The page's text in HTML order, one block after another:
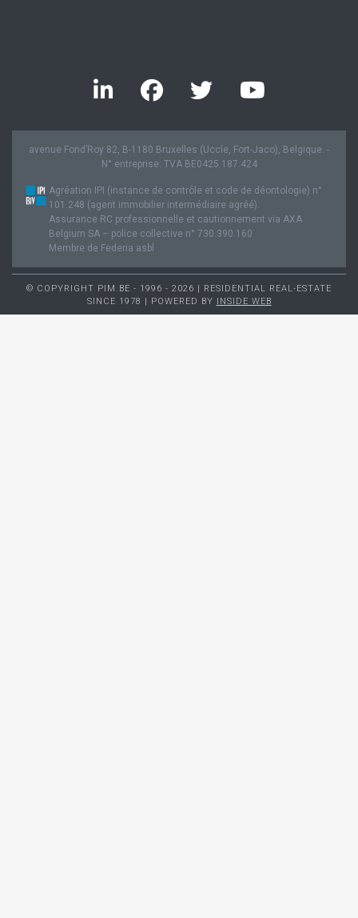
avenue Fond’Roy 82, B-1180 Bruxelles (Uccle, Fort-Jaco), Belgique. -
N° entreprise: TVA BE0425.187.424
Agréation IPI (instance de contrôle et code de déontologie) n°
101.248 (agent immobilier intermédiaire agréé).
Assurance RC professionnelle et cautionnement via AXA
Belgium SA – police collective n° 730.390.160
Membre de Federia asbl
© COPYRIGHT PIM.BE - 1996 - 2026 | RESIDENTIAL REAL-ESTATE
SINCE 1978 | POWERED BY INSIDE WEB